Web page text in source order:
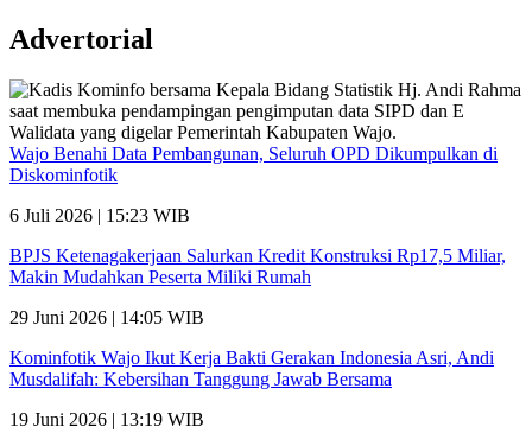
Advertorial
Wajo Benahi Data Pembangunan, Seluruh OPD Dikumpulkan di
Diskominfotik
6 Juli 2026 | 15:23 WIB
BPJS Ketenagakerjaan Salurkan Kredit Konstruksi Rp17,5 Miliar,
Makin Mudahkan Peserta Miliki Rumah
29 Juni 2026 | 14:05 WIB
Kominfotik Wajo Ikut Kerja Bakti Gerakan Indonesia Asri, Andi
Musdalifah: Kebersihan Tanggung Jawab Bersama
19 Juni 2026 | 13:19 WIB